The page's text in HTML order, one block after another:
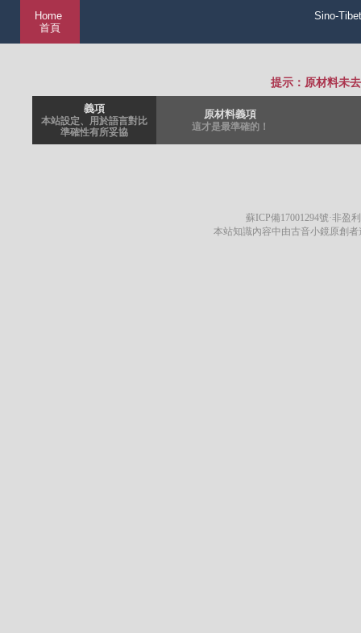
Home
首頁
Sino-
提示：原材料未
義項
本站設定、用於語言對比
準確性有所妥協
原材料義項
這才是最準確的！
蘇ICP備17001294號·非盈
本站知識內容中由古音小鏡原創